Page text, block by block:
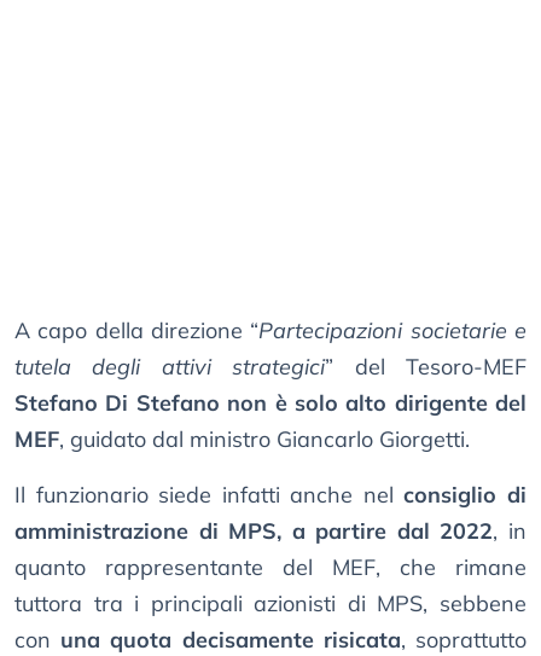
A capo della direzione “Partecipazioni societarie e
tutela degli attivi strategici” del Tesoro-MEF
Stefano Di Stefano non è solo alto dirigente del
MEF, guidato dal ministro Giancarlo Giorgetti.
Il funzionario siede infatti anche nelconsiglio di
amministrazione di MPS, a partire dal 2022, in
quanto rappresentante del MEF, che rimane
tuttora tra i principali azionisti di MPS, sebbene
con una quota decisamente risicata, soprattutto